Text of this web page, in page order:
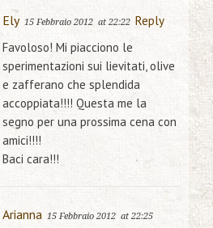
Ely 15 Febbraio 2012 at 22:22 Reply
Favoloso! Mi piacciono le
sperimentazioni sui lievitati, olive
e zafferano che splendida
accoppiata!!!! Questa me la
segno per una prossima cena con
amici!!!!
Baci cara!!!
Arianna 15 Febbraio 2012 at 22:25